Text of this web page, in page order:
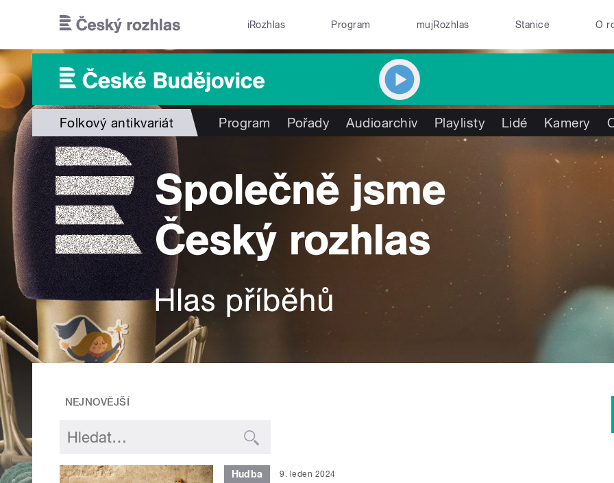
iRozhlas Program mujRozhlas Stanice O
Folkový antikvariát Program Pořady Audioarchiv Playlisty Lidé Kamery
NEJNOVĚJŠÍ
Hudba 9. leden 2024